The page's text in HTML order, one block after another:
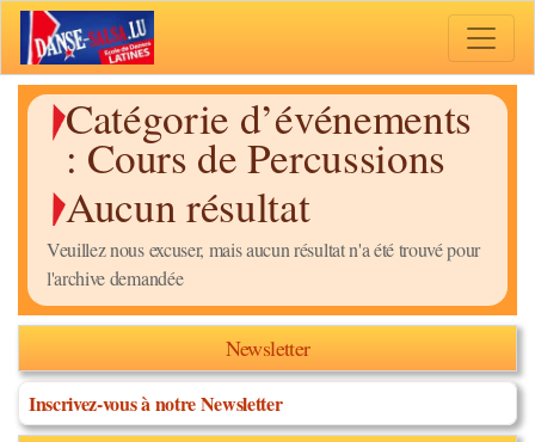
Catégorie d’événements
: Cours de Percussions
Aucun résultat
Veuillez nous excuser, mais aucun résultat n'a été trouvé pour
l'archive demandée
Newsletter
Inscrivez-vous à notre Newsletter